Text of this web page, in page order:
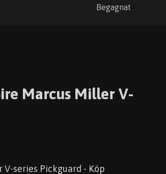
Begagnat
Marcus Miller V-
V-series Pickguard - Köp